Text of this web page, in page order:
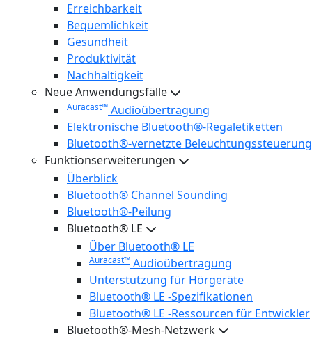
Erreichbarkeit
Bequemlichkeit
Gesundheit
Produktivität
Nachhaltigkeit
Neue Anwendungsfälle
Auracast™ Audioübertragung
Elektronische Bluetooth®-Regaletiketten
Bluetooth®-vernetzte Beleuchtungssteuerung
Funktionserweiterungen
Überblick
Bluetooth® Channel Sounding
Bluetooth®-Peilung
Bluetooth® LE
Über Bluetooth® LE
Auracast™ Audioübertragung
Unterstützung für Hörgeräte
Bluetooth® LE -Spezifikationen
Bluetooth® LE -Ressourcen für Entwickler
Bluetooth®-Mesh-Netzwerk